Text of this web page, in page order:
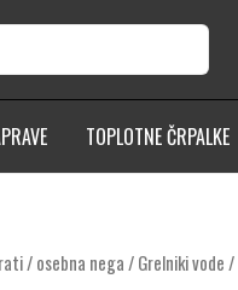
TOPLOTNE ČRPALKE
/ osebna nega/Grelniki vode/